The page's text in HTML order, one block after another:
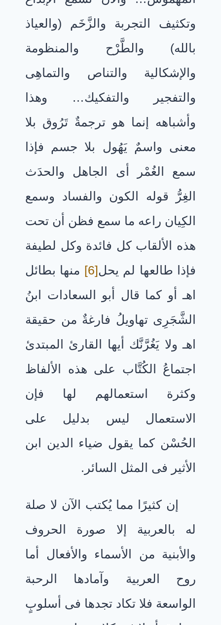
وتكثيف التجربة والزَّخَم (والعياذ
بالله) والطَّرْح والمنظومة
والإشكالية والتناص والتماهِى
والتفجير والتفكيك… وهذا
وأشباهه إنما هو ترجمةٌ تَرُوق بلا
معنى واسمٌ يَهُول بلا جسم فإذا
سمع الغُمْر أى الجاهل والحدَث
الغِرُّ قوله الكون والفساد وسمع
الكِيان راعه ما سمع فظن أن تحت
هذه الألقاب كل فائدة وكل لطيفة
فإذا طالعها لم يحل[6]
منها بطائل
اهـ أو كما قال أبو السعادات ابنُ
الشَّجَرِى تهاويلُ فارغةٌ من حقيقة
اهـ ولا يَغُرَّنَّك أيها القارئ المبتدئ
اجتماعُ الكُتَّاب على هذه الألفاظ
وكثرة استعمالهم لها فإن
الاستعمال ليس بدليل على
الحُسْن كما يقول ضياء الدين ابن
الأثير فى المثل السائر.
إن كثيرًا مما يُكتب الآن لا صلة
له بالعربية إلا صورة الحروف
والأبنية من الأسماء والأفعال أما
روح العربية وآمادها الرحبة
الواسعة فلا تكاد تجدها فى أسلوبٍ